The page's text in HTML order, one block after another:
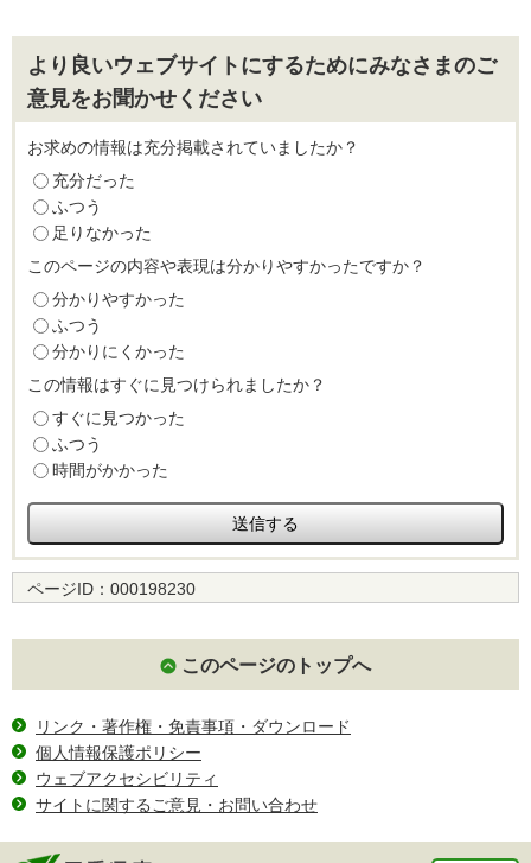
より良いウェブサイトにするためにみなさまのご
意見をお聞かせください
お求めの情報は充分掲載されていましたか？
充分だった
ふつう
足りなかった
このページの内容や表現は分かりやすかったですか？
分かりやすかった
ふつう
分かりにくかった
この情報はすぐに見つけられましたか？
すぐに見つかった
ふつう
時間がかかった
ページID： 000198230
このページのトップへ
リンク・著作権・免責事項・ダウンロード
個人情報保護ポリシー
ウェブアクセシビリティ
サイトに関するご意見・お問い合わせ